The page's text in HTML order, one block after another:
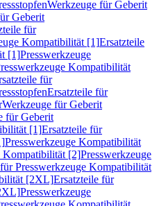
Werkzeuge für Geberit
Geberit
für
Kompatibilität [1]Ersatzteile
[1]Presswerkzeuge
Kompatibilität
für
Ersatzteile für
Werkzeuge für Geberit
für Geberit
[1]Ersatzteile für
Presswerkzeuge Kompatibilität
Kompatibilität [2]Presswerkzeuge
Presswerkzeuge Kompatibilität
[2XL]Ersatzteile für
Presswerkzeuge